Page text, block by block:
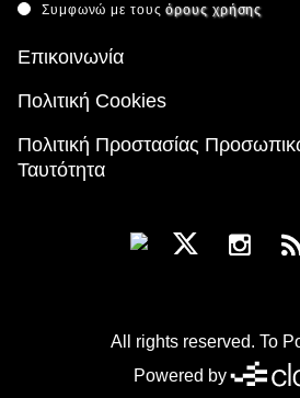
Συμφωνώ με τουςόρους χρήσης
Επικοινωνία
Πολιτική Cookies
Πολιτική Προστασίας
Ταυτότητα
All rights reserved. To
Powered by